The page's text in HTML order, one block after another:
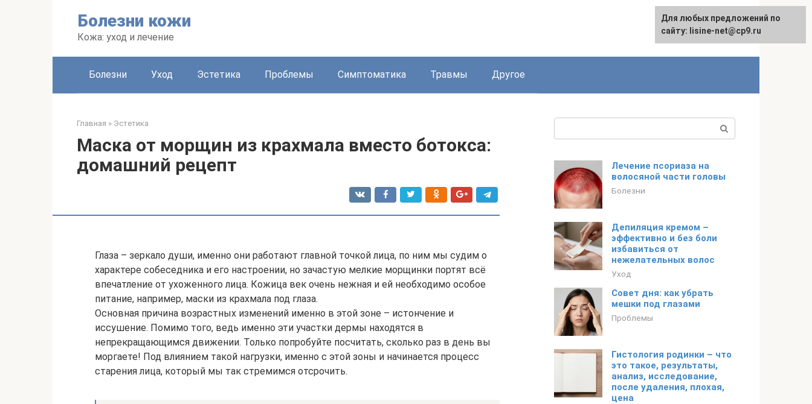
Болезни кожи
Кожа: уход и лечение
Болезни Уход Эстетика Проблемы Симптоматика Травмы Другое
Главная » Эстетика
Маска от морщин из крахмала вместо ботокса:
домашний рецепт
Глаза – зеркало души, именно они работают главной точкой лица, по ним мы судим о
характере собеседника и его настроении, но зачастую мелкие морщинки портят всё
впечатление от ухоженного лица. Кожица век очень нежная и ей необходимо особое
питание, например, маски из крахмала под глаза.
Основная причина возрастных изменений именно в этой зоне – истончение и
иссушение. Помимо того, ведь именно эти участки дермы находятся в
непрекращающимся движении. Только попробуйте посчитать, сколько раз в день вы
моргаете! Под влиянием такой нагрузки, именно с этой зоны и начинается процесс
старения лица, который мы так стремимся отсрочить.
Лечение псориаза на
волосяной части головы
Болезни
Депиляция кремом –
эффективно и без боли
избавиться от
нежелательных волос
Уход
Совет дня: как убрать
мешки под глазами
Проблемы
Гистология родинки – что
это такое, результаты,
анализ, исследование,
после удаления, плохая,
цена
Для любых предложений по
сайту: lisine-net@cp9.ru